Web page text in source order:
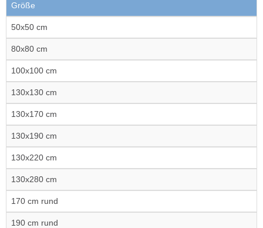
Größe
50x50 cm
80x80 cm
100x100 cm
130x130 cm
130x170 cm
130x190 cm
130x220 cm
130x280 cm
170 cm rund
190 cm rund